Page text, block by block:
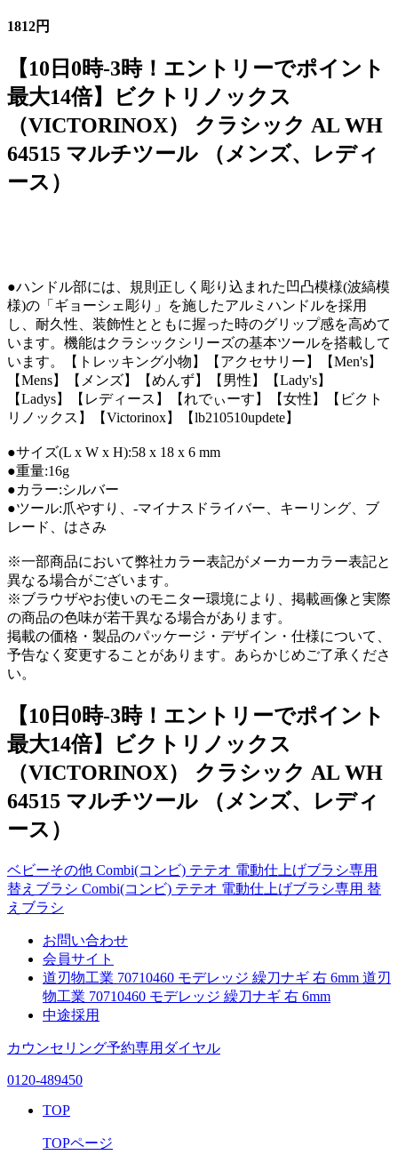
1812円
【10日0時-3時！エントリーでポイント
最大14倍】ビクトリノックス
（VICTORINOX） クラシック AL WH
64515 マルチツール （メンズ、レディ
ース）
●ハンドル部には、規則正しく彫り込まれた凹凸模様(波縞模
様)の「ギョーシェ彫り」を施したアルミハンドルを採用
し、耐久性、装飾性とともに握った時のグリップ感を高めて
います。機能はクラシックシリーズの基本ツールを搭載して
います。【トレッキング小物】【アクセサリー】【Men's】
【Mens】【メンズ】【めんず】【男性】【Lady's】
【Ladys】【レディース】【れでぃーす】【女性】【ビクト
リノックス】【Victorinox】【lb210510updete】
●サイズ(L x W x H):58 x 18 x 6 mm
●重量:16g
●カラー:シルバー
●ツール:爪やすり、-マイナスドライバー、キーリング、ブ
レード、はさみ
※一部商品において弊社カラー表記がメーカーカラー表記と
異なる場合がございます。
※ブラウザやお使いのモニター環境により、掲載画像と実際
の商品の色味が若干異なる場合があります。
掲載の価格・製品のパッケージ・デザイン・仕様について、
予告なく変更することがあります。あらかじめご了承くださ
い。
【10日0時-3時！エントリーでポイント
最大14倍】ビクトリノックス
（VICTORINOX） クラシック AL WH
64515 マルチツール （メンズ、レディ
ース）
ベビーその他 Combi(コンビ) テテオ 電動仕上げブラシ専用
替えブラシ Combi(コンビ) テテオ 電動仕上げブラシ専用 替
えブラシ
お問い合わせ
会員サイト
道刃物工業 70710460 モデレッジ 繰刀ナギ 右 6mm 道刃
物工業 70710460 モデレッジ 繰刀ナギ 右 6mm
中途採用
カウンセリング予約専用ダイヤル
0120-489450
TOP
TOPページ